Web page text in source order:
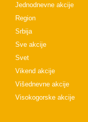
Jednodnevne akcije
Region
Srbija
Sve akcije
Svet
Vikend akcije
Višednevne akcije
Visokogorske akcije